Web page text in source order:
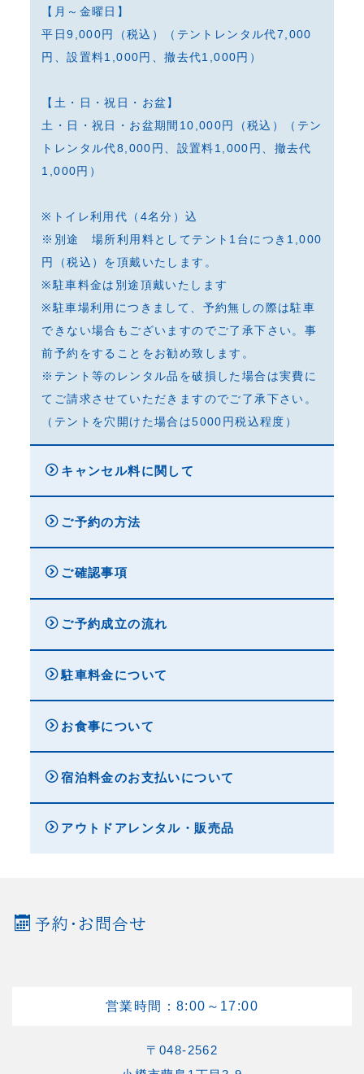
【月～金曜日】
平日9,000円（税込）（テントレンタル代7,000
円、設置料1,000円、撤去代1,000円）
【土・日・祝日・お盆】
土・日・祝日・お盆期間10,000円（税込）（テン
トレンタル代8,000円、設置料1,000円、撤去代
1,000円）
※トイレ利用代（4名分）込
※別途 場所利用料としてテント1台につき1,000
円（税込）を頂戴いたします。
※駐車料金は別途頂戴いたします
※駐車場利用につきまして、予約無しの際は駐車
できない場合もございますのでご了承下さい。事
前予約をすることをお勧め致します。
※テント等のレンタル品を破損した場合は実費に
てご請求させていただきますのでご了承下さい。
（テントを穴開けた場合は5000円税込程度）
キャンセル料に関して
ご予約の方法
ご確認事項
ご予約成立の流れ
駐車料金について
お食事について
宿泊料金のお支払いについて
アウトドアレンタル・販売品
予約・お問合せ
営業時間：8:00～17:00
〒048-2562